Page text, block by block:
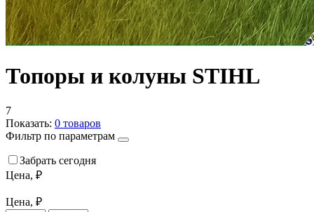
Топоры и колуны STIHL
7
Показать: 0 товаров
Фильтр по параметрам
Забрать сегодня
Цена, ₽
Цена, ₽